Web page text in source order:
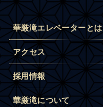
華厳滝エレベーターとは
アクセス
採用情報
華厳滝について